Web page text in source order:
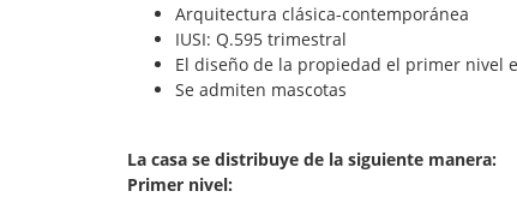
Arquitectura clásica-contemporánea
IUSI: Q.595 trimestral
El diseño de la propiedad el primer nivel
Se admiten mascotas
La casa se distribuye de la siguiente manera:
Primer nivel: